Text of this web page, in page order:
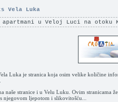
Vela Luka
apartmani u Veloj Luci na
Luka je stranica koja osim velike količine
naše stranice i u Velu Luku. Ovim stranicama
njegovom ljepotom i slikovitošću...